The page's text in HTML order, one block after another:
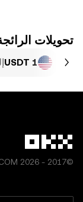
تحويلات
1 USDT
©2017 - 2026 OKX.COM